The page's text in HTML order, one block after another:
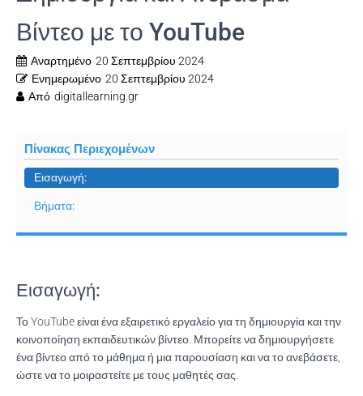
Βίντεο με το YouTube
Αναρτημένο 20 Σεπτεμβρίου 2024
Ενημερωμένο 20 Σεπτεμβρίου 2024
Από digitallearning.gr
Πίνακας Περιεχομένων
Εισαγωγή:
Βήματα:
Εισαγωγή:
Το YouTube είναι ένα εξαιρετικό εργαλείο για τη δημιουργία και την
κοινοποίηση εκπαιδευτικών βίντεο. Μπορείτε να δημιουργήσετε
ένα βίντεο από το μάθημα ή μια παρουσίαση και να το ανεβάσετε,
ώστε να το μοιραστείτε με τους μαθητές σας.